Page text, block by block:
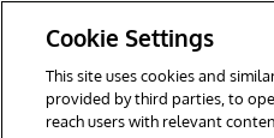
Cookie Settings
This site uses cookies and
provided by third parties, to
reach users with relevant